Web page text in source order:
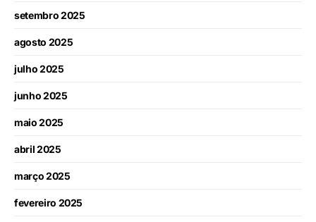
setembro 2025
agosto 2025
julho 2025
junho 2025
maio 2025
abril 2025
março 2025
fevereiro 2025